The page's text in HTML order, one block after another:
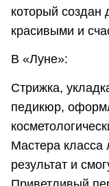
который создан
красивыми и
В «Луне»:
Стрижка,
педикюр,
Мастера класса
результат и